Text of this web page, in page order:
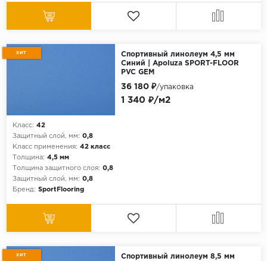
ХИТ
Спортивный линолеум 4,5 мм
Синий | Apoluza SPORT-FLOOR
PVC GEM
Класс: 42
Защитный слой, мм: 0,8
Класс применения: 42 класс
Толщина: 4,5 мм
Толщина защитного слоя: 0,8
Защитный слой, мм: 0,8
Бренд: SportFlooring
1 340 ₽/м2
36 180 ₽/упаковка
ХИТ
Спортивный линолеум 8,5 мм